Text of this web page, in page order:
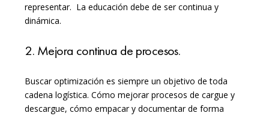
representar. La educación debe de ser continua y
dinámica.
2. Mejora continua de procesos.
Buscar optimización es siempre un objetivo de toda
cadena logística. Cómo mejorar procesos de cargue y
descargue, cómo empacar y documentar de forma